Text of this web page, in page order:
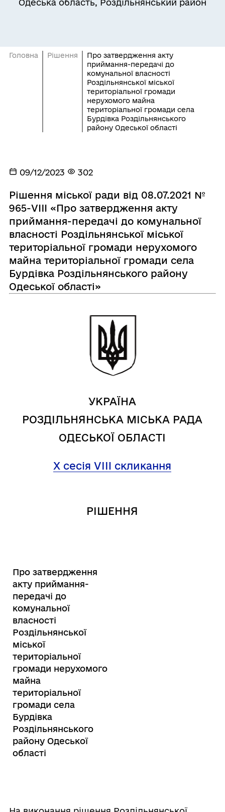
Одеська область, Роздільнянський район
Головна Рішення
Про затвердження акту
приймання-передачі до
комунальної власності
Роздільнянської міської
територіальної громади
нерухомого майна
територіальної громади села
Бурдівка Роздільнянського
району Одеської області
09/12/2023 302
Рішення міської ради від 08.07.2021 №
965-VIIІ «Про затвердження акту
приймання-передачі до комунальної
власності Роздільнянської міської
територіальної громади нерухомого
майна територіальної громади села
Бурдівка Роздільнянського району
Одеської області»
УКРАЇНА
РОЗДІЛЬНЯНСЬКА МІСЬКА РАДА
ОДЕСЬКОЇ ОБЛАСТІ
Х сесія VІII скликання
РІШЕННЯ
Про затвердження
акту приймання-
передачі до
комунальної
власності
Роздільнянської
міської
територіальної
громади нерухомого
майна
територіальної
громади села
Бурдівка
Роздільнянського
району Одеської
області